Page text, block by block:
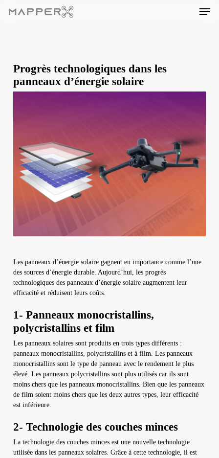
Menu
Progrès technologiques dans les
panneaux d’énergie solaire
Les panneaux d’énergie solaire gagnent en importance comme l’une
des sources d’énergie durable. Aujourd’hui, les progrès
technologiques des panneaux d’énergie solaire augmentent leur
efficacité et réduisent leurs coûts.
1- Panneaux monocristallins,
polycristallins et film
Les panneaux solaires sont produits en trois types différents :
panneaux monocristallins, polycristallins et à film. Les panneaux
monocristallins sont le type de panneau avec le rendement le plus
élevé. Les panneaux polycristallins sont plus utilisés car ils sont
moins chers que les panneaux monocristallins. Bien que les panneaux
de film soient moins chers que les deux autres types, leur efficacité
est inférieure.
2- Technologie des couches minces
La technologie des couches minces est une nouvelle technologie
utilisée dans les panneaux solaires. Grâce à cette technologie, il est